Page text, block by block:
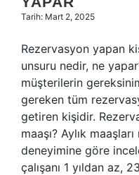
Tarih: Mart 2, 2025
Rezervasyon yapan
unsuru nedir, ne
müşterilerin
gereken tüm
getiren kişidir.
maaşı? Aylık
deneyimine göre
çalışanı 1 yıldan az,